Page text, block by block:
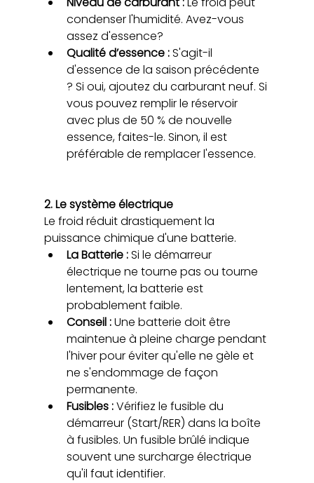
condenser l'humidité. Avez-vous
assez d'essence?
Qualité d’essence : S'agit-il
d'essence de la saison précédente
? Si oui, ajoutez du carburant neuf. Si
vous pouvez remplir le réservoir
avec plus de 50 % de nouvelle
essence, faites-le. Sinon, il est
préférable de remplacer l'essence.
2. Le système électrique
Le froid réduit drastiquement la
puissance chimique d'une batterie.
La Batterie : Si le démarreur
électrique ne tourne pas ou tourne
lentement, la batterie est
probablement faible.
Conseil : Une batterie doit être
maintenue à pleine charge pendant
l'hiver pour éviter qu'elle ne gèle et
ne s'endommage de façon
permanente.
Fusibles : Vérifiez le fusible du
démarreur (Start/RER) dans la boîte
à fusibles. Un fusible brûlé indique
souvent une surcharge électrique
qu'il faut identifier.